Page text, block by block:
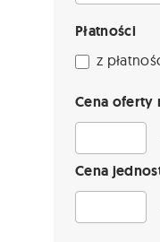
Płatności
z
Cena oferty
Cena